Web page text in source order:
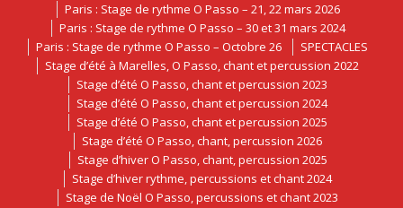
Paris : Stage de rythme O Passo – 21, 22 mars 2026
Paris : Stage de rythme O Passo – 30 et 31 mars 2024
Paris : Stage de rythme O Passo – Octobre 26
SPECTACLES
Stage d’été à Marelles, O Passo, chant et percussion 2022
Stage d’été O Passo, chant et percussion 2023
Stage d’été O Passo, chant et percussion 2024
Stage d’été O Passo, chant et percussion 2025
Stage d’été O Passo, chant, percussion 2026
Stage d’hiver O Passo, chant, percussion 2025
Stage d’hiver rythme, percussions et chant 2024
Stage de Noël O Passo, percussions et chant 2023